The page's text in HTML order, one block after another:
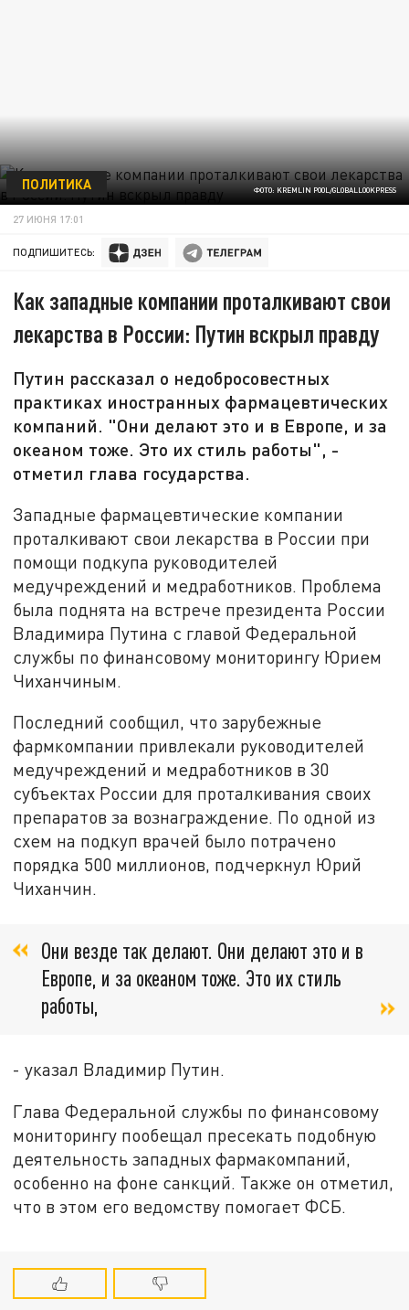
ФОТО: KREMLIN POOL/GLOBALLOOKPRESS
ПОЛИТИКА
27 ИЮНЯ 17:01
ПОДПИШИТЕСЬ:
Как западные компании проталкивают свои
лекарства в России: Путин вскрыл правду
Путин рассказал о недобросовестных
практиках иностранных фармацевтических
компаний. "Они делают это и в Европе, и за
океаном тоже. Это их стиль работы", -
отметил глава государства.
Западные фармацевтические компании
проталкивают свои лекарства в России при
помощи подкупа руководителей
медучреждений и медработников. Проблема
была поднята на встрече президента России
Владимира Путина с главой Федеральной
службы по финансовому мониторингу Юрием
Чиханчиным.
Последний сообщил, что зарубежные
фармкомпании привлекали руководителей
медучреждений и медработников в 30
субъектах России для проталкивания своих
препаратов за вознаграждение. По одной из
схем на подкуп врачей было потрачено
порядка 500 миллионов, подчеркнул Юрий
Чиханчин.
Они везде так делают. Они делают это и в
Европе, и за океаном тоже. Это их стиль
работы,
- указал Владимир Путин.
Глава Федеральной службы по финансовому
мониторингу пообещал пресекать подобную
деятельность западных фармакомпаний,
особенно на фоне санкций. Также он отметил,
что в этом его ведомству помогает ФСБ.